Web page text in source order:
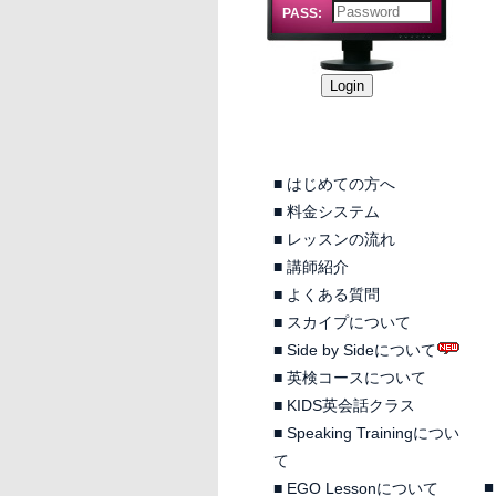
PASS:
■ はじめての方へ
■ 料金システム
■ レッスンの流れ
■ 講師紹介
■ よくある質問
■ スカイプについて
■ Side by Sideについて
■ 英検コースについて
■ KIDS英会話クラス
■ Speaking Trainingについ
て
■ EGO Lessonについて